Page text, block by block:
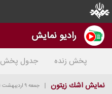
رادیو نمایش
پخش زنده جدول پخش
نمایش اشك زیتون
جمعه ۹ اردیبهشت ۱۴۰۱